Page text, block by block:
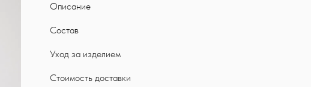
Описание
Состав
Уход за изделием
Стоимость доставки